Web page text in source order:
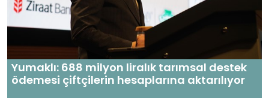
Yumaklı: 688 milyon liralık tarımsal destek
ödemesi çiftçilerin hesaplarına aktarılıyor